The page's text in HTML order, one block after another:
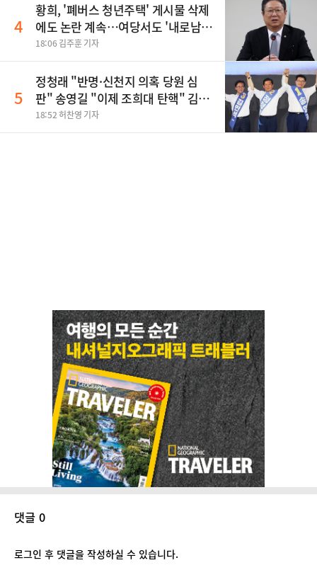
4
황희, '폐버스 청년주택' 게시물 삭제
에도 논란 계속…여당서도 '내로남
불' 비판
18:06 김주훈 기자
5
정청래 "반명·신천지 의혹 당원 심
판" 송영길 "이제 조희대 탄핵" 김민
석 "대체불가 민주당"
18:52 허찬영 기자
댓글 0
로그인 후 댓글을 작성하실 수 있습니다.